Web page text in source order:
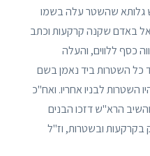
גלותא שהשטר עלה בשמו
באדם שקנה קרקעות וכתב
כסף ללווים, והעלה
כל השטרות ביד נאמן בשם
השטרות לבניו אחריו. ואח"כ
הרא"ש דזכו הבנים
ובשטרות, וז"ל